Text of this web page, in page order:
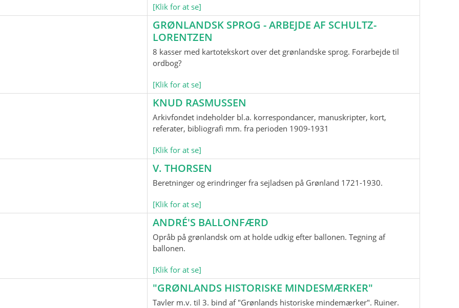
[Klik for at se]
GRØNLANDSK SPROG - ARBEJDE AF SCHULTZ-
LORENTZEN
8 kasser med kartotekskort over det grønlandske sprog. Forarbejde til
ordbog?
[Klik for at se]
KNUD RASMUSSEN
Arkivfondet indeholder bl.a. korrespondancer, manuskripter, kort,
referater, bibliografi mm. fra perioden 1909-1931
[Klik for at se]
V. THORSEN
Beretninger og erindringer fra sejladsen på Grønland 1721-1930.
[Klik for at se]
ANDRÉ'S BALLONFÆRD
Opråb på grønlandsk om at holde udkig efter ballonen. Tegning af
ballonen.
[Klik for at se]
"GRØNLANDS HISTORISKE MINDESMÆRKER"
Tavler m.v. til 3. bind af "Grønlands historiske mindemærker". Ruiner.